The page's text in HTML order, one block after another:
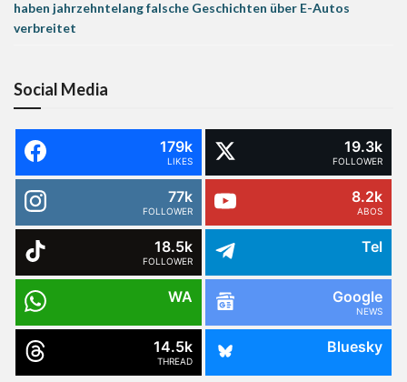
haben jahrzehntelang falsche Geschichten über E-Autos
verbreitet
Social Media
179k
LIKES
19.3k
FOLLOWER
77k
FOLLOWER
8.2k
ABOS
18.5k
FOLLOWER
Tel
WA Google
NEWS
14.5k
THREAD
Bluesky